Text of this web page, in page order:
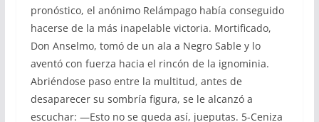
pronóstico, el anónimo Relámpago había conseguido
hacerse de la más inapelable victoria. Mortificado,
Don Anselmo, tomó de un ala a Negro Sable y lo
aventó con fuerza hacia el rincón de la ignominia.
Abriéndose paso entre la multitud, antes de
desaparecer su sombría figura, se le alcanzó a
escuchar: —Esto no se queda así, jueputas. 5-Ceniza